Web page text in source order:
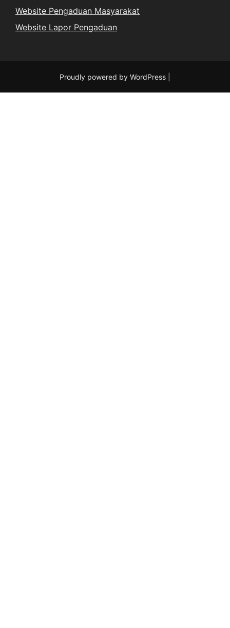
Website Pengaduan Masyarakat
Website Lapor Pengaduan
Proudly powered by WordPress